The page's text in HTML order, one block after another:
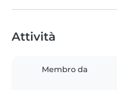
Attività
Membro da